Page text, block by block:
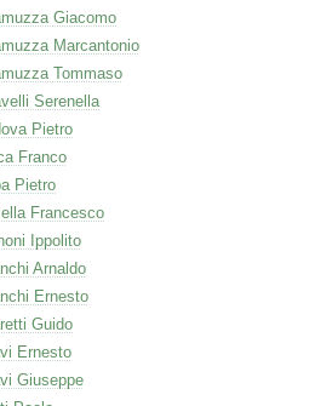
Giacomo
Marcantonio
Tommaso
Serenella
Pietro
Franco
Pietro
Francesco
Ippolito
Arnaldo
Ernesto
Guido
Ernesto
Giuseppe